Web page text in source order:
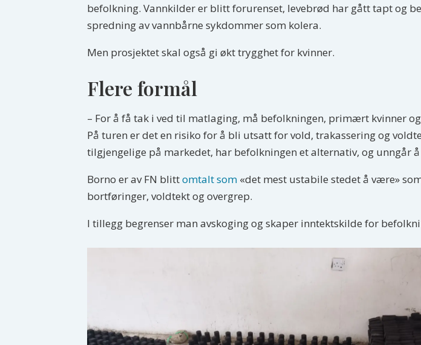
befolkning. Vannkilder er blitt forurenset, levebrød har gått tapt og
spredning av vannbårne sykdommer som kolera.
Men prosjektet skal også gi økt trygghet for kvinner.
Flere formål
– For å få tak i ved til matlaging, må befolkningen, primært kvinner
På turen er det en risiko for å bli utsatt for vold, trakassering og
tilgjengelige på markedet, har befolkningen et alternativ, og unngår å
Borno er av FN blittomtalt som «det mest ustabile stedet å være»
bortføringer, voldtekt og overgrep.
I tillegg begrenser man avskoging og skaper inntektskilde for